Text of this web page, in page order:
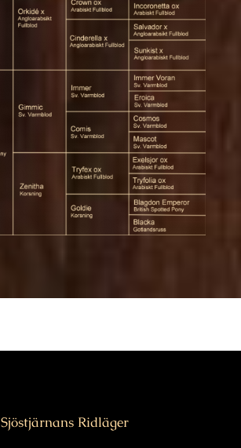
Sjöstjärnans Ridläger